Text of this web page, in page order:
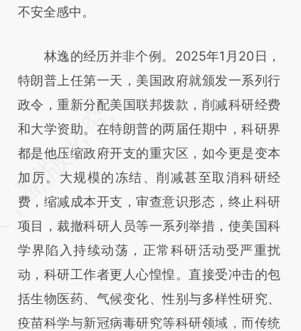
不安全感中。
林逸的经历并非个例。2025年1月20日，
特朗普上任第一天，美国政府就颁发一系列行
政令，重新分配美国联邦拨款，削减科研经费
和大学资助。在特朗普的两届任期中，科研界
都是他压缩政府开支的重灾区，如今更是变本
加厉。大规模的冻结、削减甚至取消科研经
费，缩减成本开支，审查意识形态，终止科研
项目，裁撤科研人员等一系列举措，使美国科
学界陷入持续动荡，正常科研活动受严重扰
动，科研工作者更人心惶惶。直接受冲击的包
括生物医药、气候变化、性别与多样性研究、
疫苗科学与新冠病毒研究等科研领域，而传统